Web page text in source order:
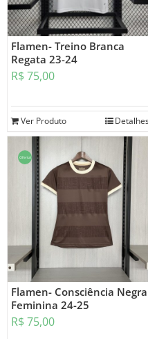
Flamen- Treino Branca
Regata 23-24
R$ 75,00
Ver Produto
Oferta!
Flamen- Consciência Negra
Feminina 24-25
R$ 75,00